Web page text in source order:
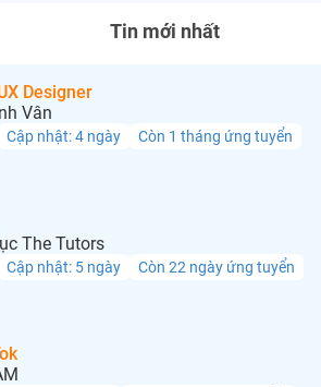
Tin mới nhất
Designer
Vân
Cập nhật: 4 ngày
Còn 1 tháng ứng tuyển
The Tutors
Cập nhật: 5 ngày
Còn 22 ngày ứng tuyển